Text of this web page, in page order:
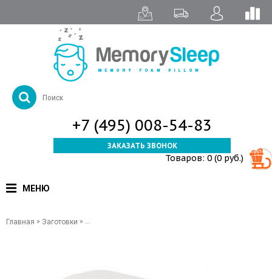
+7 (495) 008-54-83
ЗАКАЗАТЬ ЗВОНОК
Товаров: 0 (0 руб.)
МЕНЮ
Главная » Заготовки » Заготовка подкладки под спину — MemorySleep